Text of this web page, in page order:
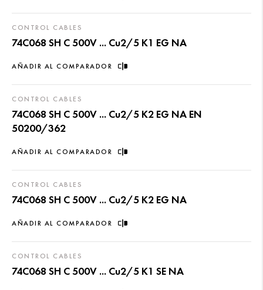
AÑADIR AL COMPARADOR
CONTROL CABLES
74C068 SH C 500V ... Cu2/5 K1 EG NA
AÑADIR AL COMPARADOR
CONTROL CABLES
74C068 SH C 500V ... Cu2/5 K2 EG NA EN
50200/362
AÑADIR AL COMPARADOR
CONTROL CABLES
74C068 SH C 500V ... Cu2/5 K2 EG NA
CONTROL CABLES
74C068 SH C 500V ... Cu2/5 K1 SE NA